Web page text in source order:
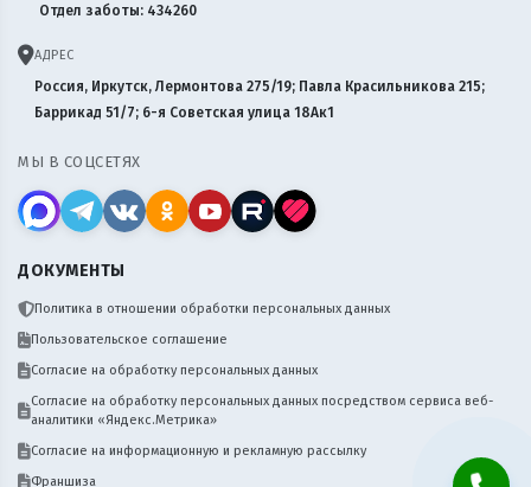
Отдел заботы: 434260
АДРЕС
Россия, Иркутск, Лермонтова 275/19; Павла Красильникова 215;
Баррикад 51/7; 6-я Советская улица 18Ак1
МЫ В СОЦСЕТЯХ
ДОКУМЕНТЫ
Политика в отношении обработки персональных данных
Пользовательское соглашение
Согласие на обработку персональных данных
Согласие на обработку персональных данных посредством сервиса веб-
аналитики «Яндекс.Метрика»
Согласие на информационную и рекламную рассылку
Франшиза